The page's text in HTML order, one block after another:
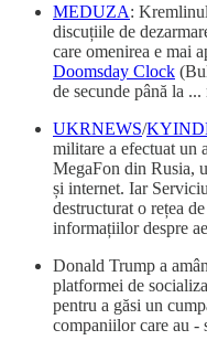
MEDUZA:
discuțiile de
care omenirea e mai
Doomsday Clock
de secunde până la
UKRNEWS/
militare a efectuat un
MegaFon din Rusia,
și internet. Iar
destructurat o rețea
informațiilor despre
Donald Trump a
platformei de
pentru a găsi un
companiilor care au -